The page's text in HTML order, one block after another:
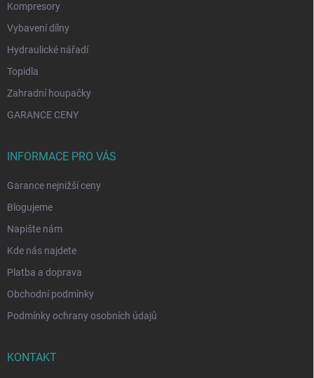
Kompresory
Vybavení dílny
Hydraulické nářadí
Topidla
Zahradní houpačky
GARANCE CENY
INFORMACE PRO VÁS
Garance nejnižší ceny
Blogujeme
Napište nám
Kde nás najdete
Platba a doprava
Obchodní podmínky
Podmínky ochrany osobních údajů
KONTAKT